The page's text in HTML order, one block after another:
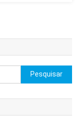
Pesquisar
por: